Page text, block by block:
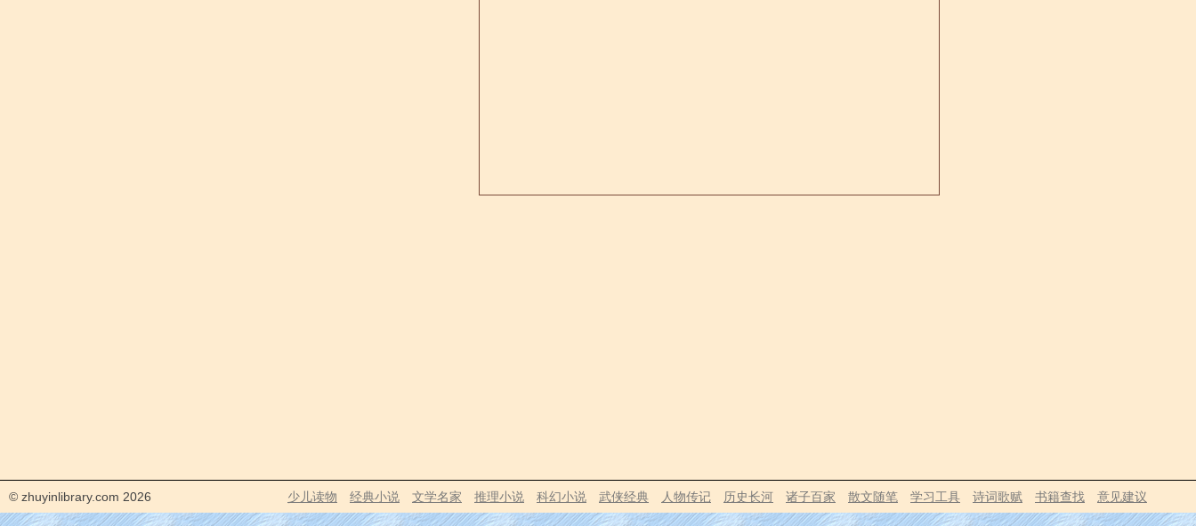
少儿读物 经典小说 文学名家 推理小说 科幻小说 武侠经典 人物传记 历史长河 诸子百家 散文随笔 学习工具 诗词歌赋 书籍查找 意见建议
© zhuyinlibrary.com 2026